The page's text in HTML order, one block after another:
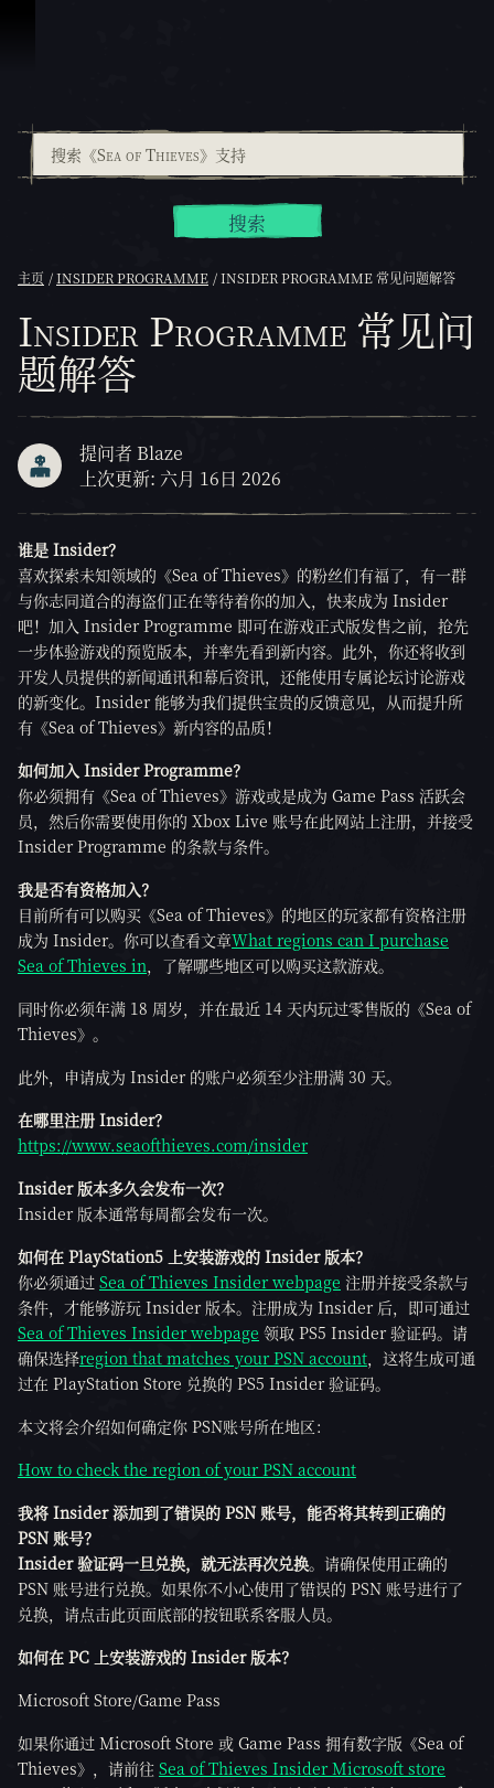
搜索
主页 INSIDER PROGRAMME INSIDER PROGRAMME 常见问题解答
Insider Programme 常见问
题解答
提问者 Blaze
上次更新: 六月 16日 2026
谁是 Insider？
喜欢探索未知领域的《Sea of Thieves》的粉丝们有福了，有一群
与你志同道合的海盗们正在等待着你的加入，快来成为 Insider
吧！加入 Insider Programme 即可在游戏正式版发售之前，抢先
一步体验游戏的预览版本，并率先看到新内容。此外，你还将收到
开发人员提供的新闻通讯和幕后资讯，还能使用专属论坛讨论游戏
的新变化。Insider 能够为我们提供宝贵的反馈意见，从而提升所
有《Sea of Thieves》新内容的品质！
如何加入 Insider Programme？
你必须拥有《Sea of Thieves》游戏或是成为 Game Pass 活跃会
员，然后你需要使用你的 Xbox Live 账号在此网站上注册，并接受
Insider Programme 的条款与条件。
我是否有资格加入？
目前所有可以购买《Sea of Thieves》的地区的玩家都有资格注册
成为 Insider。你可以查看文章What regions can I purchase
Sea of Thieves in，了解哪些地区可以购买这款游戏。
同时你必须年满 18 周岁，并在最近 14 天内玩过零售版的《Sea of
Thieves》。
此外，申请成为 Insider 的账户必须至少注册满 30 天。
在哪里注册 Insider？
https://www.seaofthieves.com/insider
Insider 版本多久会发布一次？
Insider 版本通常每周都会发布一次。
如何在 PlayStation5 上安装游戏的 Insider 版本？
你必须通过 Sea of Thieves Insider webpage 注册并接受条款与
条件，才能够游玩 Insider 版本。注册成为 Insider 后，即可通过
Sea of Thieves Insider webpage 领取 PS5 Insider 验证码。请
确保选择region that matches your PSN account，这将生成可通
过在 PlayStation Store 兑换的 PS5 Insider 验证码。
本文将会介绍如何确定你 PSN账号所在地区：
How to check the region of your PSN account
我将 Insider 添加到了错误的 PSN 账号，能否将其转到正确的
PSN 账号？
Insider 验证码一旦兑换，就无法再次兑换。请确保使用正确的
PSN 账号进行兑换。如果你不小心使用了错误的 PSN 账号进行了
兑换，请点击此页面底部的按钮联系客服人员。
如何在 PC 上安装游戏的 Insider 版本？
Microsoft Store/Game Pass
如果你通过 Microsoft Store 或 Game Pass 拥有数字版《Sea of
Thieves》，请前往 Sea of Thieves Insider Microsoft store